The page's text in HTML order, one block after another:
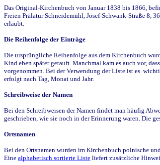
Das Original-Kirchenbuch von Januar 1838 bis 1866,
Freien Prälatur Schneidemühl, Josef-Schwank-Straße 8,
erlaubt.
Die Reihenfolge der Einträge
Die ursprüngliche Reihenfolge aus dem Kirchenbuch
Kind eben später getauft. Manchmal kam es auch vor,
vorgenommen. Bei der Verwendung der Liste ist es
erfolgt nach Tag, Monat und Jahr.
Schreibweise der Namen
Bei den Schreibweisen der Namen findet man häufig
geschrieben, wie sie noch in der Erinnerung waren. Die
Ortsnamen
Bei den Ortsnamen wurden im Kirchenbuch polnische
Eine alphabetisch sortierte Liste liefert zusätzliche